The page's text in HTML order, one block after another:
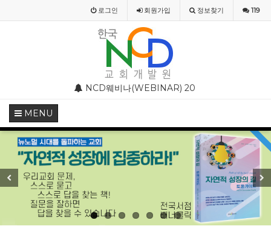
로그인 회원가입 정보찾기 119
NCD웨비나(WEBINAR) 2020 4월 특별 강의
MENU
Next